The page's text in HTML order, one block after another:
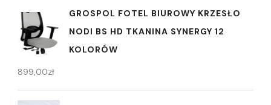
GROSPOL FOTEL BIUROWY KRZESŁO
NODI BS HD TKANINA SYNERGY 12
KOLORÓW
899,00zł